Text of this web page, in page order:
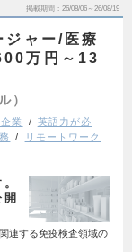
掲載期間 26/08/06～26/08/19
ジャー/医療
万円～13
）
業
英語力が必
リモートワーク
連する免疫検査領域の